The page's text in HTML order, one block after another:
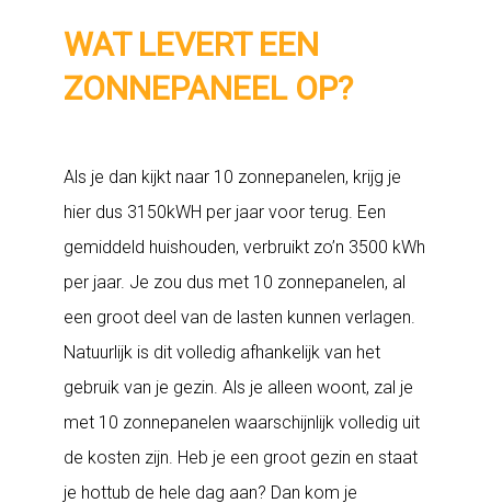
WAT LEVERT EEN
ZONNEPANEEL OP?
Als je dan kijkt naar 10 zonnepanelen, krijg je
hier dus 3150kWH per jaar voor terug. Een
gemiddeld huishouden, verbruikt zo’n 3500 kWh
per jaar. Je zou dus met 10 zonnepanelen, al
een groot deel van de lasten kunnen verlagen.
Natuurlijk is dit volledig afhankelijk van het
gebruik van je gezin. Als je alleen woont, zal je
met 10 zonnepanelen waarschijnlijk volledig uit
de kosten zijn. Heb je een groot gezin en staat
je hottub de hele dag aan? Dan kom je